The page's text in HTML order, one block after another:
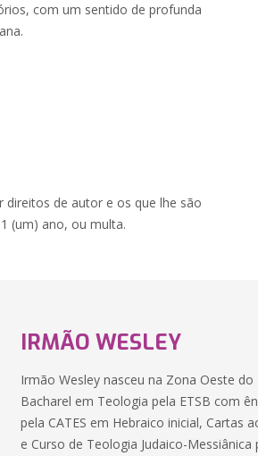
com um sentido de profunda
direitos de autor e os que lhe são
(um) ano, ou multa.
IRMÃO WESLEY
Irmão Wesley nasceu na Zona Oeste
Bacharel em Teologia pela ETSB com
pela CATES em Hebraico inicial, Cartas
e Curso de Teologia Judaico-